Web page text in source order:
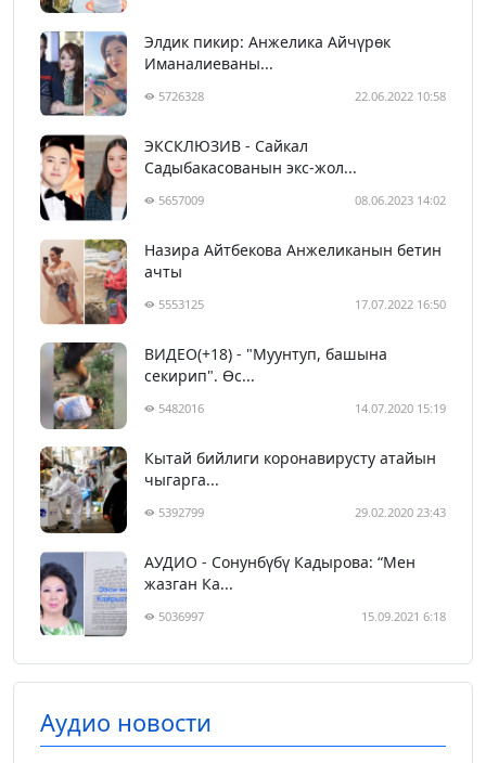
Элдик пикир: Анжелика Айчүрөк
Иманалиеваны...
5726328 22.06.2022 10:58
ЭКСКЛЮЗИВ - Сайкал
Садыбакасованын экс-жол...
5657009 08.06.2023 14:02
Назира Айтбекова Анжеликанын бетин
ачты
5553125 17.07.2022 16:50
ВИДЕО(+18) - "Муунтуп, башына
секирип". Өс...
5482016 14.07.2020 15:19
Кытай бийлиги коронавирусту атайын
чыгарга...
5392799 29.02.2020 23:43
АУДИО - Сонунбүбү Кадырова: “Мен
жазган Ка...
5036997 15.09.2021 6:18
Аудио новости